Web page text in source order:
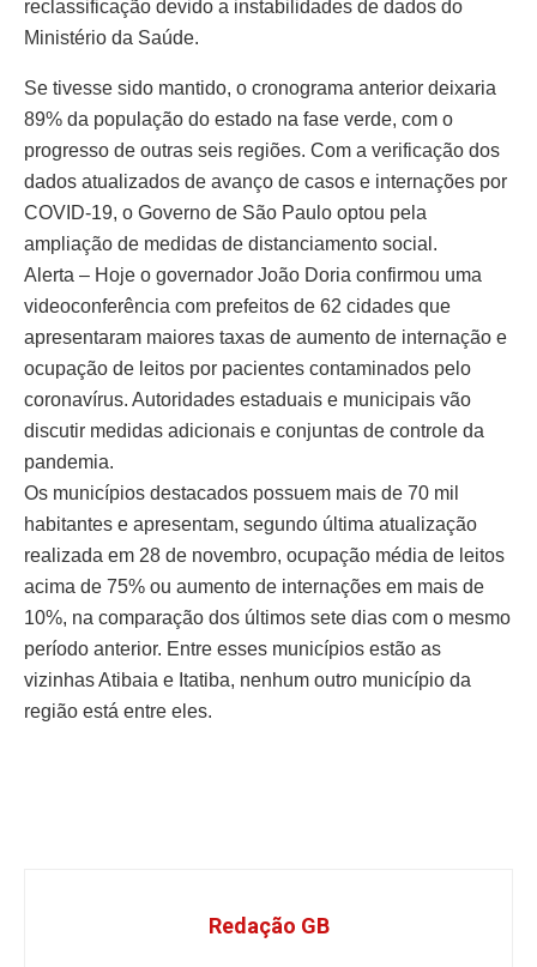
reclassificação devido a instabilidades de dados do
Ministério da Saúde.
Se tivesse sido mantido, o cronograma anterior deixaria
89% da população do estado na fase verde, com o
progresso de outras seis regiões. Com a verificação dos
dados atualizados de avanço de casos e internações por
COVID-19, o Governo de São Paulo optou pela
ampliação de medidas de distanciamento social.
Alerta – Hoje o governador João Doria confirmou uma
videoconferência com prefeitos de 62 cidades que
apresentaram maiores taxas de aumento de internação e
ocupação de leitos por pacientes contaminados pelo
coronavírus. Autoridades estaduais e municipais vão
discutir medidas adicionais e conjuntas de controle da
pandemia.
Os municípios destacados possuem mais de 70 mil
habitantes e apresentam, segundo última atualização
realizada em 28 de novembro, ocupação média de leitos
acima de 75% ou aumento de internações em mais de
10%, na comparação dos últimos sete dias com o mesmo
período anterior. Entre esses municípios estão as
vizinhas Atibaia e Itatiba, nenhum outro município da
região está entre eles.
Redação GB